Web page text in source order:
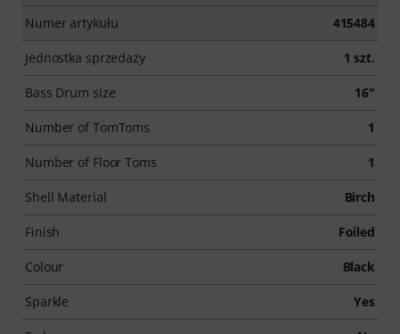
Numer artykułu 415484
Jednostka sprzedaży 1 szt.
Bass Drum size 16"
Number of TomToms 1
Number of Floor Toms 1
Shell Material Birch
Finish Foiled
Colour Black
Sparkle Yes